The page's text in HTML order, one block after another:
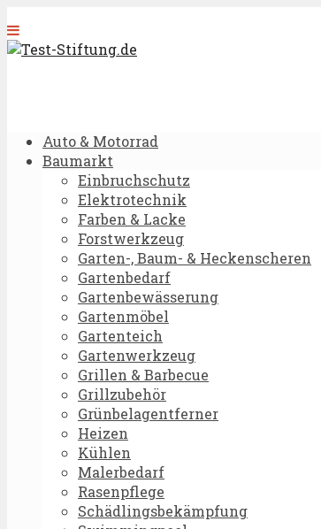
Auto & Motorrad
Baumarkt
Einbruchschutz
Elektrotechnik
Farben & Lacke
Forstwerkzeug
Garten-, Baum- & Heckenscheren
Gartenbedarf
Gartenbewässerung
Gartenmöbel
Gartenteich
Gartenwerkzeug
Grillen & Barbecue
Grillzubehör
Grünbelagentferner
Heizen
Kühlen
Malerbedarf
Rasenpflege
Schädlingsbekämpfung